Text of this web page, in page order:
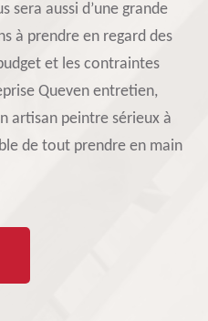
sera aussi d’une grande
à prendre en regard des
et les contraintes
Queven entretien,
artisan peintre sérieux à
de tout prendre en main